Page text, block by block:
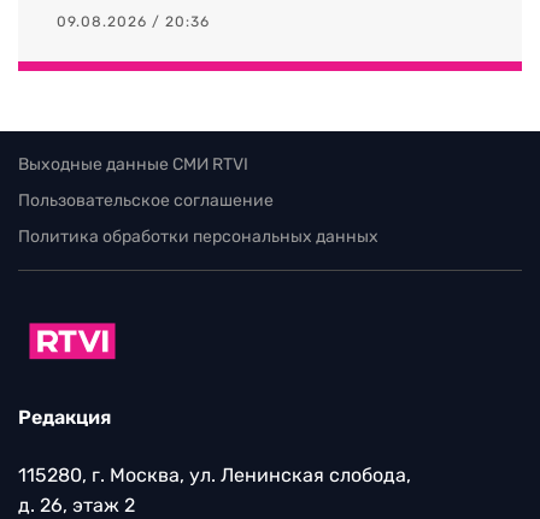
09.08.2026 / 20:36
Выходные данные СМИ RTVI
Пользовательское соглашение
Политика обработки персональных данных
Редакция
115280, г. Москва, ул. Ленинская слобода,
д. 26, этаж 2